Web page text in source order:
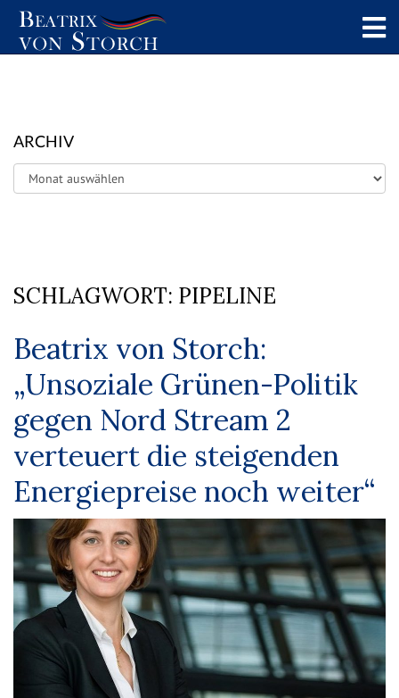
ARCHIV
Archiv
SCHLAGWORT: PIPELINE
Beatrix von Storch:
„Unsoziale Grünen-Politik
gegen Nord Stream 2
verteuert die steigenden
Energiepreise noch weiter“